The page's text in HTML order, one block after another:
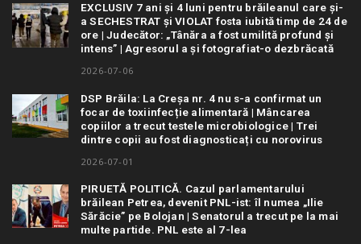
EXCLUSIV 7 ani și 4 luni pentru brăileanul care și-
a SECHESTRAT și VIOLAT fosta iubită timp de 24 de
ore | Judecător: „Tânăra a fost umilită profund și
intens” | Agresorul a și fotografiat-o dezbrăcată
2026-07-06
DSP Brăila: La Creșa nr. 4 nu s-a confirmat un
focar de toxiinfecție alimentară | Mâncarea
copiilor a trecut testele microbiologice | Trei
dintre copii au fost diagnosticați cu norovirus
2026-07-01
PIRUETĂ POLITICĂ. Cazul parlamentarului
brăilean Petrea, devenit PNL-ist: îl numea „Ilie
Sărăcie” pe Bolojan | Senatorul a trecut pe la mai
multe partide. PNL este al 7-lea